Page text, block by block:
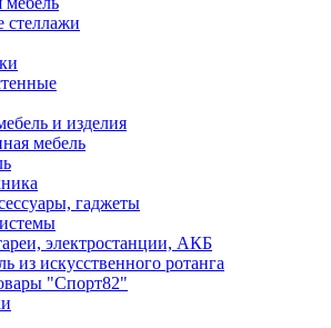
стеллажи
и изделия
мебель
гаджеты
электростанции, АКБ
из искусственного ротанга
"Спорт82"